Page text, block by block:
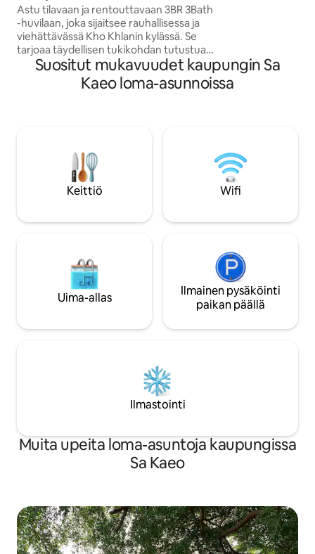
kansallispuistoa!
Astu tilavaan ja rentouttavaan 3BR 3Bath
-huvilaan, joka sijaitsee rauhallisessa ja
viehättävässä Kho Khlanin kylässä. Se
tarjoaa täydellisen tukikohdan tutustua
henkeäsalpaavaan Ta Phrayan
alueeseen ja sen ihmeisiin. Huvilan
moderni suunnittelu, rauhoittavat tilat ja
(ruokailu, Tiki Hut) ✔ Työtilat ✔
Älytelevisio ✔ Nopea wifi ✔
Pesukone/kuivausrumpu ✔ Ilmainen
pysäköinti Lisätietoja alta!
Suositut mukavuudet kaupungin Sa
Kaeo loma-asunnoissa
Keittiö Wifi
Uima-allas
Ilmainen pysäköinti
paikan päällä
Ilmastointi
Muita upeita loma-asuntoja kaupungissa
Sa Kaeo